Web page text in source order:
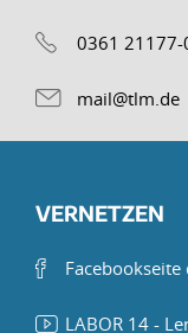
0361 21177-
mail@tlm.de
VERNETZEN
Facebookseite
LABOR 14 -